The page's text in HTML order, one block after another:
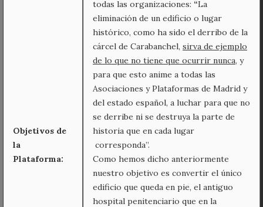
Objetivos de
la
Plataforma:
todas las organizaciones: “La
eliminación de un edificio o lugar
histórico, como ha sido el derribo de la
cárcel de Carabanchel, sirva de ejemplo
de lo que no tiene que ocurrir nunca, y
para que esto anime a todas las
Asociaciones y Plataformas de Madrid y
del estado español, a luchar para que no
se derribe ni se destruya la parte de
historia que en cada lugar
corresponda”.
Como hemos dicho anteriormente
nuestro objetivo es convertir el único
edificio que queda en pie, el antiguo
hospital penitenciario que en la